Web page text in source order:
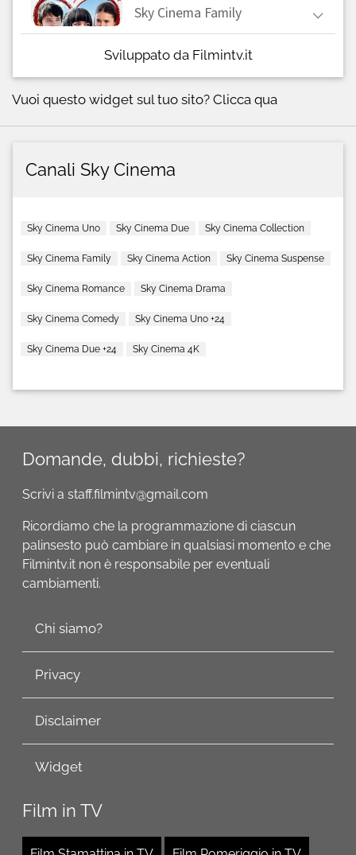
Sviluppato da Filmintv.it
Vuoi questo widget sul tuo sito? Clicca qua
Canali Sky Cinema
Sky Cinema Uno Sky Cinema Due Sky Cinema Collection
Sky Cinema Family Sky Cinema Action Sky Cinema Suspense
Sky Cinema Romance Sky Cinema Drama
Sky Cinema Comedy Sky Cinema Uno +24
Sky Cinema Due +24 Sky Cinema 4K
Domande, dubbi, richieste?
Scrivi a staff.filmintv@gmail.com
Ricordiamo che la programmazione di ciascun
palinsesto può cambiare in qualsiasi momento e che
Filmintv.it non è responsabile per eventuali
cambiamenti.
Chi siamo?
Privacy
Disclaimer
Widget
Film in TV